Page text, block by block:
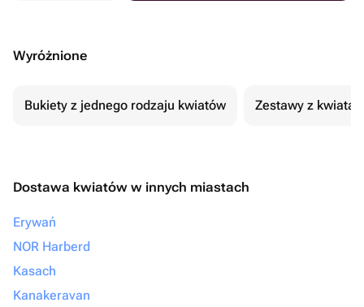
Wyróżnione
Bukiety z jednego rodzaju kwiatów Zestawy z
Dostawa kwiatów w innych miastach
Erywań
NOR Harberd
Kasach
Kanakeravan